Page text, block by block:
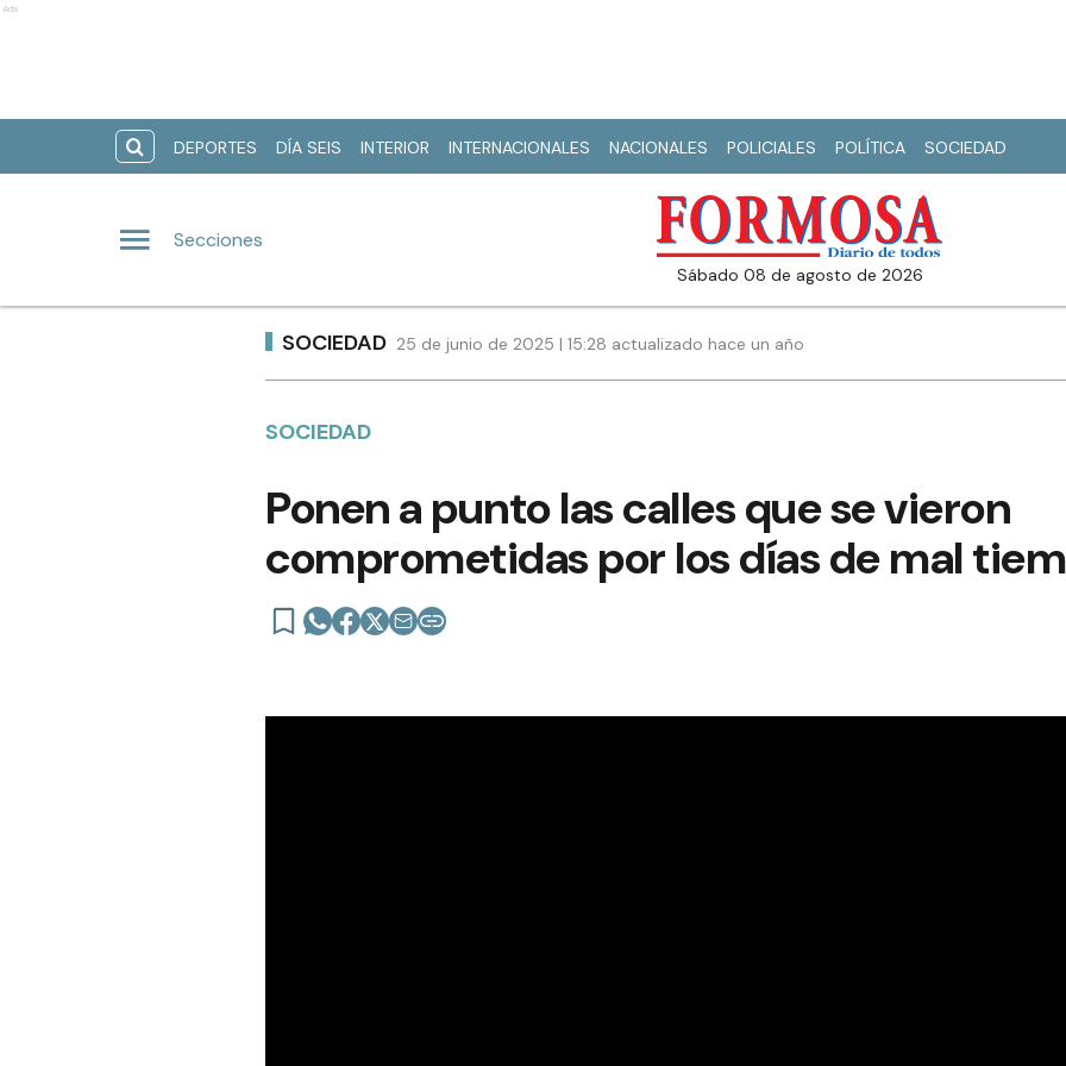
Ads
DEPORTES DÍA SEIS INTERIOR INTERNACIONALES NACIONALES POLICIALES POLÍTICA SOCIEDAD
Secciones
sábado 08 de agosto de 2026
SOCIEDAD 25 de junio de 2025 | 15:28 actualizado hace un año
SOCIEDAD
Ponen a punto las calles que se vieron
comprometidas por los días de mal